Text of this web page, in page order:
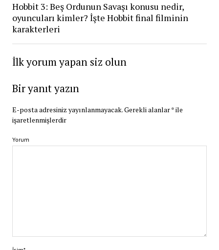
Hobbit 3: Beş Ordunun Savaşı konusu nedir,
oyuncuları kimler? İşte Hobbit final filminin
karakterleri
İlk yorum yapan siz olun
Bir yanıt yazın
E-posta adresiniz yayınlanmayacak.Gerekli alanlar*ile
işaretlenmişlerdir
Yorum